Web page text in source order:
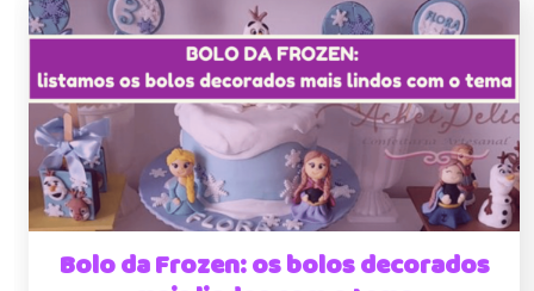
Bolo da Frozen: os bolos decorados